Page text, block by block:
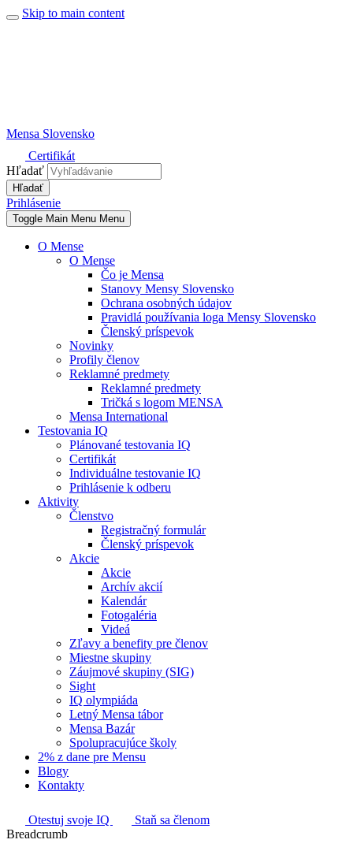
Skip to main content
Mensa Slovensko
Certifikát
Hľadať
Prihlásenie
Toggle Main Menu Menu
O Mense
O Mense
Čo je Mensa
Stanovy Mensy Slovensko
Ochrana osobných údajov
Pravidlá používania loga Mensy Slovensko
Členský príspevok
Novinky
Profily členov
Reklamné predmety
Reklamné predmety
Tričká s logom MENSA
Mensa International
Testovania IQ
Plánované testovania IQ
Certifikát
Individuálne testovanie IQ
Prihlásenie k odberu
Aktivity
Členstvo
Registračný formulár
Členský príspevok
Akcie
Akcie
Archív akcií
Kalendár
Fotogaléria
Videá
Zľavy a benefity pre členov
Miestne skupiny
Záujmové skupiny (SIG)
Sight
IQ olympiáda
Letný Mensa tábor
Mensa Bazár
Spolupracujúce školy
2% z dane pre Mensu
Blogy
Kontakty
Otestuj svoje IQ
Staň sa členom
Breadcrumb